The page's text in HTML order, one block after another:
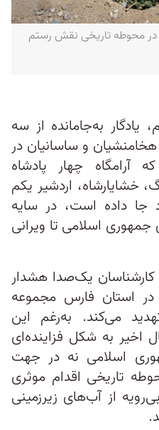
در محوطه تاریخی نقش رستم
به‌جامانده از سه
و ساسانیان در
آرامگاه چهار پادشاه
خشایارشاه، اردشیر یکم
جا داده است، در سایه
جمهوری اسلامی تا ویرانی
یک‌صدا هشدار
استان فارس مجموعه
می‌کند. به‌رغم این
اخیر به شکل فزاینده‌ای
اسلامی نه در جهت
تاریخی اقدام موثری
از آب‌های زیرزمینی